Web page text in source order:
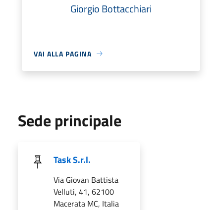
Giorgio Bottacchiari
VAI ALLA PAGINA
Sede principale
Task S.r.l.
Via Giovan Battista
Velluti, 41, 62100
Macerata MC, Italia